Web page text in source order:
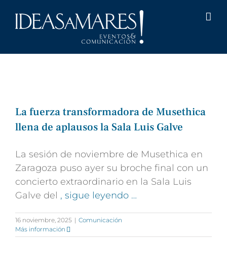
La fuerza transformadora de Musethica
llena de aplausos la Sala Luis Galve
La sesión de noviembre de Musethica en
Zaragoza puso ayer su broche final con un
concierto extraordinario en la Sala Luis
Galve del , sigue leyendo …
16 noviembre, 2025 | Comunicación
Más información